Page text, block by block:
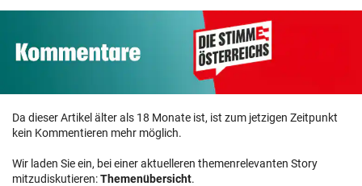
Da dieser Artikel älter als 18 Monate ist, ist zum jetzigen Zeitpunkt
kein Kommentieren mehr möglich.
Wir laden Sie ein, bei einer aktuelleren themenrelevanten Story
mitzudiskutieren:Themenübersicht.